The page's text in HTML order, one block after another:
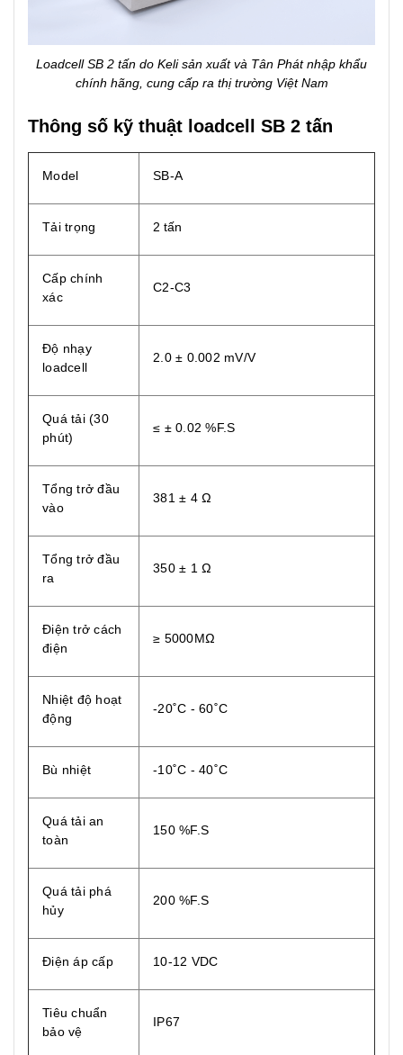
Loadcell SB 2 tấn do Keli sản xuất và Tân Phát nhập khẩu
chính hãng, cung cấp ra thị trường Việt Nam
Thông số kỹ thuật loadcell SB 2 tấn
Model SB-A
Tải trọng 2 tấn
Cấp chính
xác
C2-C3
Độ nhạy
loadcell
2.0 ± 0.002 mV/V
Quá tải (30
phút)
≤ ± 0.02 %F.S
Tổng trở đầu
vào
381 ± 4 Ω
Tổng trở đầu
ra
350 ± 1 Ω
Điện trở cách
điện
≥ 5000MΩ
Nhiệt độ hoạt
động
-20˚C - 60˚C
Bù nhiệt -10˚C - 40˚C
Quá tải an
toàn
150 %F.S
Quá tải phá
hủy
200 %F.S
Điện áp cấp 10-12 VDC
Tiêu chuẩn
bảo vệ
IP67